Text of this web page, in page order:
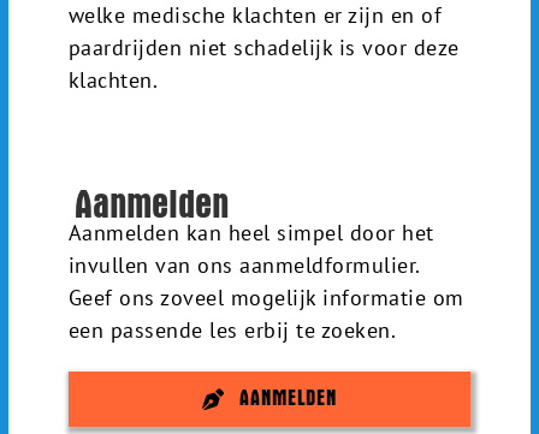
welke medische klachten er zijn en of
paardrijden niet schadelijk is voor deze
klachten.
Aanmelden
Aanmelden kan heel simpel door het
invullen van ons aanmeldformulier.
Geef ons zoveel mogelijk informatie om
een passende les erbij te zoeken.
AANMELDEN